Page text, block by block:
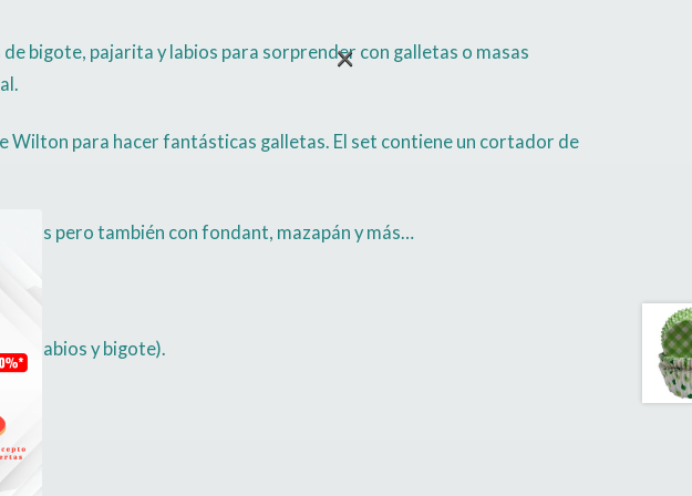
bigote, pajarita y labios para sorprender con galletas o masas
Wilton para hacer fantásticas galletas. El set contiene un cortador de
pero también con fondant, mazapán y más…
labios y bigote).
×